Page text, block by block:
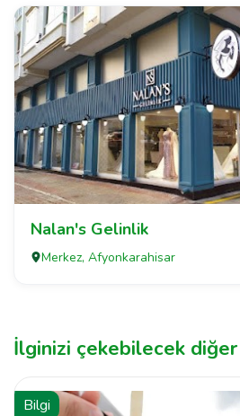
Nalan's Gelinlik
Merkez, Afyonkarahisar
İlginizi çekebilecek
Bilgi